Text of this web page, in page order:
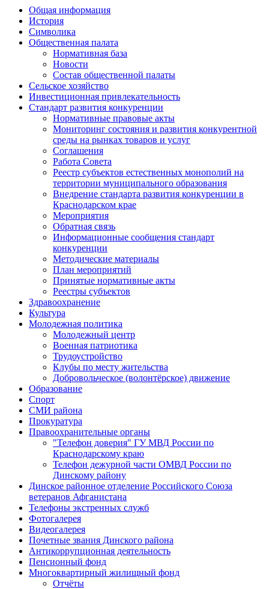
Общая информация
История
Символика
Общественная палата
Нормативная база
Новости
Состав общественной палаты
Сельское хозяйство
Инвестиционная привлекательность
Стандарт развития конкуренции
Нормативные правовые акты
Мониторинг состояния и развития конкурентной
среды на рынках товаров и услуг
Соглашения
Работа Совета
Реестр субъектов естественных монополий на
территории муниципального образования
Внедрение стандарта развития конкуренции в
Краснодарском крае
Мероприятия
Обратная связь
Информационные сообщения стандарт
конкуренции
Методические материалы
План мероприятий
Принятые нормативные акты
Реестры субъектов
Здравоохранение
Культура
Молодежная политика
Молодежный центр
Военная патриотика
Трудоустройство
Клубы по месту жительства
Добровольческое (волонтёрское) движение
Образование
Спорт
СМИ района
Прокуратура
Правоохранительные органы
"Телефон доверия" ГУ МВД России по
Краснодарскому краю
Телефон дежурной части ОМВД России по
Динскому району
Динское районное отделение Российского Союза
ветеранов Афганистана
Телефоны экстренных служб
Фотогалерея
Видеогалерея
Почетные звания Динского района
Антикоррупционная деятельность
Пенсионный фонд
Многоквартирный жилищный фонд
Отчёты